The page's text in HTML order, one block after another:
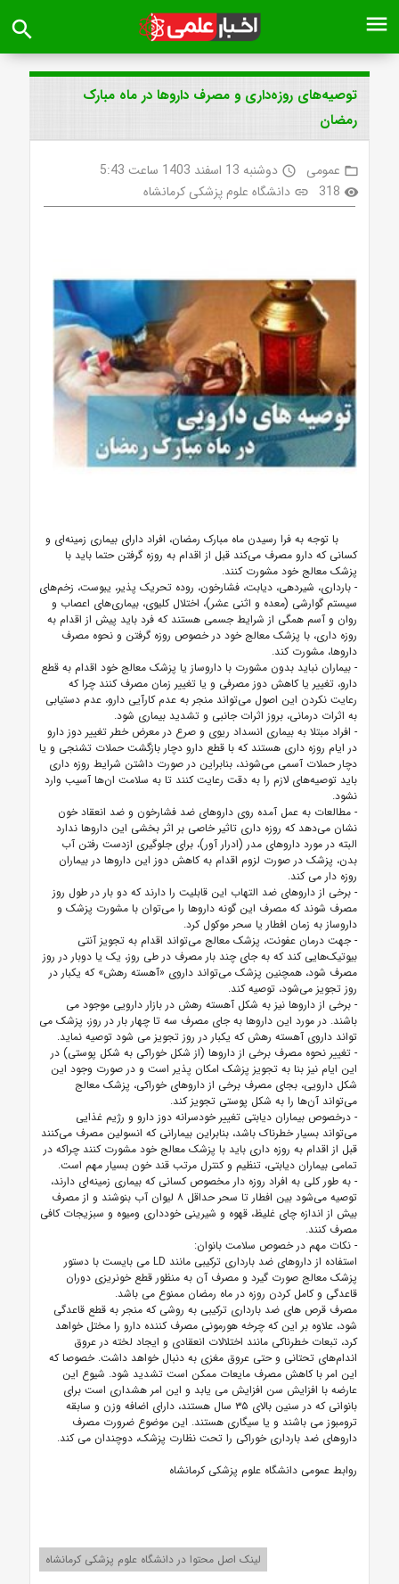
menu
search
توصیه‌های روزه‌داری و مصرف داروها در ماه مبارک
رمضان
folder_open عمومی access_time دوشنبه 13 اسفند 1403 ساعت 5:43
visibility
318
link دانشگاه علوم پزشکی کرمانشاه
با توجه به فرا رسیدن ماه مبارک رمضان، افراد دارای بیماری زمینه‌ای و
کسانی که دارو مصرف می‌کند قبل از اقدام به روزه گرفتن حتما باید با
پزشک معالج خود مشورت کنند.
- بارداری، شیردهی، دیابت، فشارخون، روده تحریک پذیر، یبوست، زخم‌های
سیستم گوارشی (معده و اثنی عشر)، اختلال کلیوی، بیماری‌های اعصاب و
روان و آسم همگی از شرایط جسمی هستند که فرد باید پیش از اقدام به
روزه داری، با پزشک معالج خود در خصوص روزه گرفتن و نحوه مصرف
دارو‌ها، مشورت کند.
- بیماران نباید بدون مشورت با داروساز یا پزشک معالج خود اقدام به قطع
دارو، تغییر یا کاهش دوز مصرفی و یا تغییر زمان مصرف کنند چرا که
رعایت نکردن این اصول می‌تواند منجر به عدم کارآیی دارو، عدم دستیابی
به اثرات درمانی، بروز اثرات جانبی و تشدید بیماری شود.
- افراد مبتلا به بیماری انسداد ریوی و صرع در معرض خطر تغییر دوز دارو
در ایام روزه داری هستند که با قطع دارو دچار بازگشت حملات تشنجی و یا
دچار حملات آسمی می‌شوند، بنابراین در صورت داشتن شرایط روزه داری
باید توصیه‌های لازم را به دقت رعایت کنند تا به سلامت ان‌ها آسیب وارد
نشود.
- مطالعات به عمل آمده روی دارو‌های ضد فشارخون و ضد انعقاد خون
نشان می‌دهد که روزه داری تاثیر خاصی بر اثر بخشی این دارو‌ها ندارد
البته در مورد دارو‌های مدر (ادرار آور)، برای جلوگیری ازدست رفتن آب
بدن، پزشک در صورت لزوم اقدام به کاهش دوز این دارو‌ها در بیماران
روزه دار می کند.
- برخی از دارو‌های ضد التهاب این قابلیت را دارند که دو بار در طول روز
مصرف شوند که مصرف این گونه دارو‌ها را می‌توان با مشورت پزشک و
داروساز به زمان افطار یا سحر موکول کرد.
- جهت درمان عفونت، پزشک معالج می‌تواند اقدام به تجویز آنتی
بیوتیک‌هایی کند که به جای چند بار مصرف در طی روز، یک یا دوبار در روز
مصرف شود، همچنین پزشک می‌تواند داروی «آهسته رهش» که یکبار در
روز تجویز می‌شود، توصیه کند.
- برخی از داروها نیز به شکل آهسته رهش در بازار دارویی موجود می
باشند. در مورد این داروها به جای مصرف سه تا چهار بار در روز، پزشک می
تواند داروی آهسته رهش که یکبار در روز تجویز می شود توصیه نماید.
- تغییر نحوه مصرف برخی از دارو‌ها (از شکل خوراکی به شکل پوستی) در
این ایام نیز بنا به تجویز پزشک امکان پذیر است و در صورت وجود این
شکل دارویی، بجای مصرف برخی از دارو‌های خوراکی، پزشک معالج
می‌تواند آن‌ها را به شکل پوستی تجویز کند.
- درخصوص بیماران دیابتی تغییر خودسرانه دوز دارو و رژیم غذایی
می‌تواند بسیار خطرناک باشد، بنابراین بیمارانی که انسولین مصرف می‌کنند
قبل از اقدام به روزه داری باید با پزشک معالج خود مشورت کنند چراکه در
تمامی بیماران دیابتی، تنظیم و کنترل مرتب قند خون بسیار مهم است.
- به طور کلی به افراد روزه دار مخصوص کسانی که بیماری زمینه‌ای دارند،
توصیه می‌شود بین افطار تا سحر حداقل ۸ لیوان آب بنوشند و از مصرف
بیش از اندازه چای غلیظ، قهوه و شیرینی خودداری ومیوه و سبزیجات کافی
مصرف کنند.
- نکات مهم در خصوص سلامت بانوان:
استفاده از داروهای ضد بارداری ترکیبی مانند LD می بایست با دستور
پزشک معالج صورت گیرد و مصرف آن به منظور قطع خونریزی دوران
قاعدگی و کامل کردن روزه در ماه رمضان ممنوع می باشد.
مصرف قرص های ضد بارداری ترکیبی به روشی که منجر به قطع قاعدگی
شود، علاوه بر این که چرخه هورمونی مصرف کننده دارو را مختل خواهد
کرد، تبعات خطرناکی مانند اختلالات انعقادی و ایجاد لخته در عروق
اندام‌های تحتانی و حتی عروق مغزی به دنبال خواهد داشت. خصوصا که
این امر با کاهش مصرف مایعات ممکن است تشدید شود. شیوع این
عارضه با افزایش سن افزایش می یابد و این امر هشداری است برای
بانوانی که در سنین بالای ۳۵ سال هستند، دارای اضافه وزن و سابقه
ترومبوز می باشند و یا سیگاری هستند. این موضوع ضرورت مصرف
داروهای ضد بارداری خوراکی را تحت نظارت پزشک، دوچندان می کند.
روابط عمومی دانشگاه علوم پزشکی کرمانشاه
لینک اصل محتوا در دانشگاه علوم پزشکی کرمانشاه